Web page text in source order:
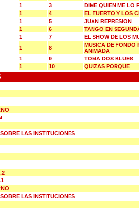
1
3
DIME QUIEN ME LO
1
4
EL TUERTO Y LOS
1
5
JUAN REPRESION
1
6
TANGO EN
1
7
EL SHOW DE LOS
1
8
MUSICA DE FONDO
ANIMADA
1
9
TOMA DOS BLUES
1
10 QUIZAS PORQUE
LAS INSTITUCIONES
LAS INSTITUCIONES